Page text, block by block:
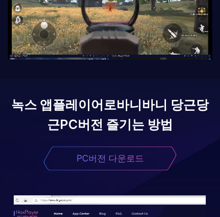
녹스 앱플레이어로바니바니 당근당
근PC버전 즐기는 방법
PC버전 다운로드